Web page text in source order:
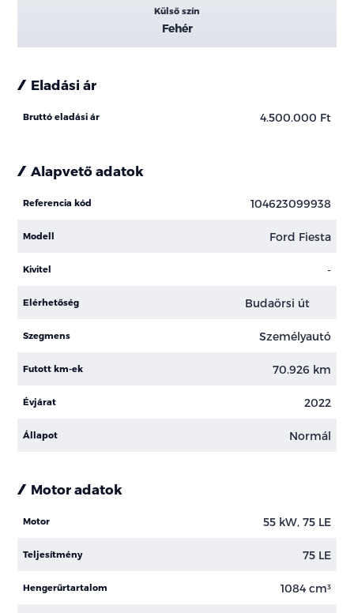
Külső szín
Fehér
Eladási ár
Bruttó eladási ár 4.500.000 Ft
Alapvető adatok
Referencia kód 104623099938
Modell Ford Fiesta
Kivitel -
Elérhetőség Budaörsi út
Szegmens Személyautó
Futott km-ek 70.926 km
Évjárat 2022
Állapot Normál
Motor adatok
Motor 55 kW, 75 LE
Teljesítmény 75 LE
Hengerűrtartalom 1084 cm³